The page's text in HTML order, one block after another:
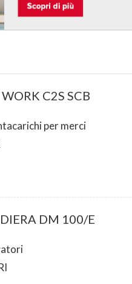
C2S SCB
per merci
DM 100/E